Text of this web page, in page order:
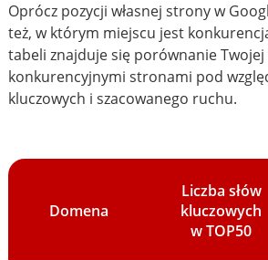
Oprócz pozycji własnej strony w
też, w którym miejscu jest
tabeli znajduje się porównanie
konkurencyjnymi stronami pod
kluczowych i szacowanego ruchu.
Domena
Liczba słów
kluczowych
w TOP50